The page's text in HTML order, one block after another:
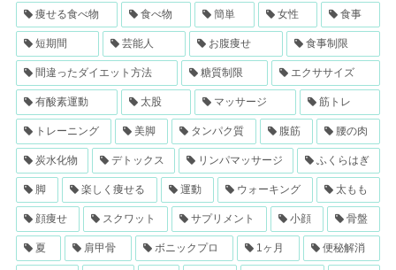
痩せる食べ物 食べ物 簡単 女性 食事
短期間 芸能人 お腹痩せ 食事制限
間違ったダイエット方法 糖質制限 エクササイズ
有酸素運動 太股 マッサージ 筋トレ
トレーニング 美脚 タンパク質 腹筋 腰の肉
炭水化物 デトックス リンパマッサージ ふくらはぎ
脚 楽しく痩せる 運動 ウォーキング 太もも
顔痩せ スクワット サプリメント 小顔 骨盤
夏 肩甲骨 ボニックプロ 1ヶ月 便秘解消